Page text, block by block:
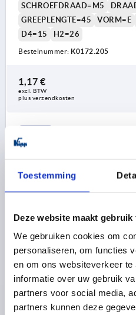
Toestemming
Deze website maakt gebruik
We gebruiken cookies om
personaliseren, om functies
en om ons websiteverkeer
informatie over uw gebruik
partners voor social media,
partners kunnen deze
SCHROEFDRAAD=M5
GREEPLENGTE=45
VORM=E
D4=15
H2=26
Bestelnummer: K0172.205
1,17 €
excl. BTW
plus verzendkosten
CONUSGREEP VAST GR.1
SOORT
SCHROEFDRAAD=M6
GREEPLENGTE=45
VORM=E
D4=15
H2=26